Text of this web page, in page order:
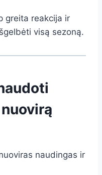
greita reakcija ir
visą sezoną.
naudingas ir